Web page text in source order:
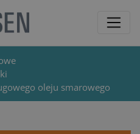
oleju smarowego